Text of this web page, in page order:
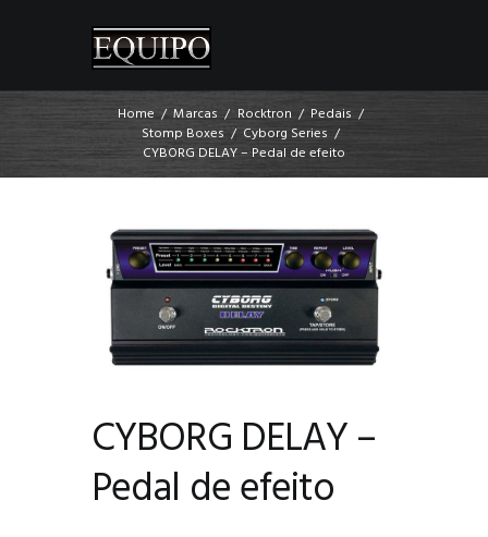
Home Marcas Rocktron
Pedais
Stomp Boxes
Cyborg Series
CYBORG DELAY – Pedal de efeito
CYBORG DELAY –
Pedal de efeito